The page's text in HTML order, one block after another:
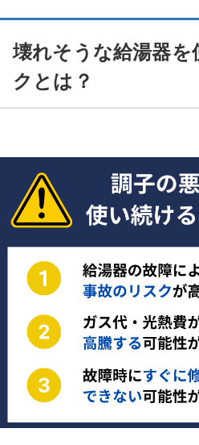
壊れそうな給湯器を
クとは？